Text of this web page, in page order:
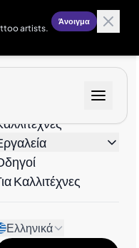
artists.
Άνοιγμα
Καλλιτέχνες
Ελληνικά